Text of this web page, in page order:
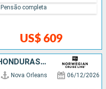
US$ 609
Pensão completa
ESTADOS UNIDOS, MÉXICO, HONDURAS, BELIZE
Nova Orleans 06/12/2026